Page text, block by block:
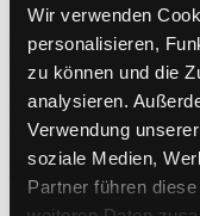
Wir verwenden
personalisieren,
zu können und die
analysieren.
Verwendung
soziale Medien,
Partner führen
Blog, Presse
Weiterlesen
17. Juli 2025